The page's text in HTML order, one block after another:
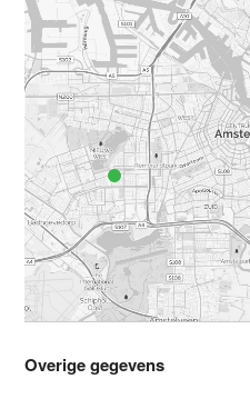
Overige gegevens